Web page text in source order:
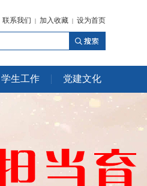
联系我们 | 加入收藏 | 设为首页
学生工作 党建文化